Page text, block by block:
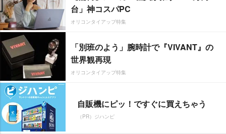
台」神コスパPC
オリコンタイアップ特集
「別班のよう」腕時計で『VIVANT』の
世界観再現
オリコンタイアップ特集
自販機にピッ！ですぐに買えちゃう
（PR）ジハンピ